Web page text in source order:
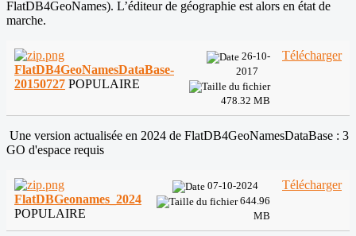
FlatDB4GeoNames). L’éditeur de géographie est alors en état de
marche.
FlatDB4GeoNamesDataBase-
20150727 POPULAIRE
26-10-
2017
478.32 MB
Télécharger
Une version actualisée en 2024 de FlatDB4GeoNamesDataBase : 3
GO d'espace requis
FlatDBGeonames_2024
POPULAIRE
07-10-2024
644.96
MB
Télécharger